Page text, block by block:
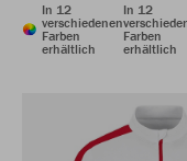
In 12
verschiedenen
Farben
erhältlich
In 12
Farben
erhältlich